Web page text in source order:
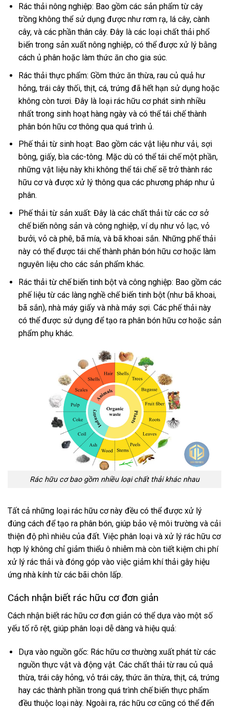
Rác thải nông nghiệp: Bao gồm các sản phẩm từ cây
trồng không thể sử dụng được như rơm rạ, lá cây, cành
cây, và các phần thân cây. Đây là các loại chất thải phổ
biến trong sản xuất nông nghiệp, có thể được xử lý bằng
cách ủ phân hoặc làm thức ăn cho gia súc.
Rác thải thực phẩm: Gồm thức ăn thừa, rau củ quả hư
hỏng, trái cây thối, thịt, cá, trứng đã hết hạn sử dụng hoặc
không còn tươi. Đây là loại rác hữu cơ phát sinh nhiều
nhất trong sinh hoạt hàng ngày và có thể tái chế thành
phân bón hữu cơ thông qua quá trình ủ.
Phế thải từ sinh hoạt: Bao gồm các vật liệu như vải, sợi
bông, giấy, bìa các-tông. Mặc dù có thể tái chế một phần,
những vật liệu này khi không thể tái chế sẽ trở thành rác
hữu cơ và được xử lý thông qua các phương pháp như ủ
phân.
Phế thải từ sản xuất: Đây là các chất thải từ các cơ sở
chế biến nông sản và công nghiệp, ví dụ như vỏ lạc, vỏ
bưởi, vỏ cà phê, bã mía, và bã khoai sắn. Những phế thải
này có thể được tái chế thành phân bón hữu cơ hoặc làm
nguyên liệu cho các sản phẩm khác.
Rác thải từ chế biến tinh bột và công nghiệp: Bao gồm các
phế liệu từ các làng nghề chế biến tinh bột (như bã khoai,
bã sắn), nhà máy giấy và nhà máy sợi. Các phế thải này
có thể được sử dụng để tạo ra phân bón hữu cơ hoặc sản
phẩm phụ khác.
Rác hữu cơ bao gồm nhiều loại chất thải khác nhau
Tất cả những loại rác hữu cơ này đều có thể được xử lý
đúng cách để tạo ra phân bón, giúp bảo vệ môi trường và cải
thiện độ phì nhiêu của đất. Việc phân loại và xử lý rác hữu cơ
hợp lý không chỉ giảm thiểu ô nhiễm mà còn tiết kiệm chi phí
xử lý rác thải và đóng góp vào việc giảm khí thải gây hiệu
ứng nhà kính từ các bãi chôn lấp.
Cách nhận biết rác hữu cơ đơn giản
Cách nhận biết rác hữu cơ đơn giản có thể dựa vào một số
yếu tố rõ rệt, giúp phân loại dễ dàng và hiệu quả:
Dựa vào nguồn gốc: Rác hữu cơ thường xuất phát từ các
nguồn thực vật và động vật. Các chất thải từ rau củ quả
thừa, trái cây hỏng, vỏ trái cây, thức ăn thừa, thịt, cá, trứng
hay các thành phần trong quá trình chế biến thực phẩm
đều thuộc loại này. Ngoài ra, rác hữu cơ cũng có thể đến